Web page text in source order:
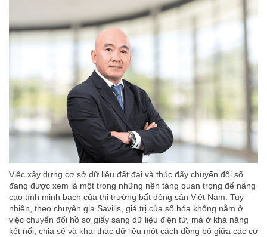
Việc xây dựng cơ sở dữ liệu đất đai và thúc đẩy chuyển đổi số
đang được xem là một trong những nền tảng quan trọng để nâng
cao tính minh bạch của thị trường bất động sản Việt Nam. Tuy
nhiên, theo chuyên gia Savills, giá trị của số hóa không nằm ở
việc chuyển đổi hồ sơ giấy sang dữ liệu điện tử, mà ở khả năng
kết nối, chia sẻ và khai thác dữ liệu một cách đồng bộ giữa các cơ